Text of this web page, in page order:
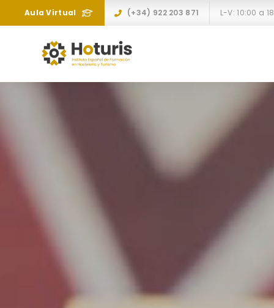
Aula Virtual (+34) 922 203 871